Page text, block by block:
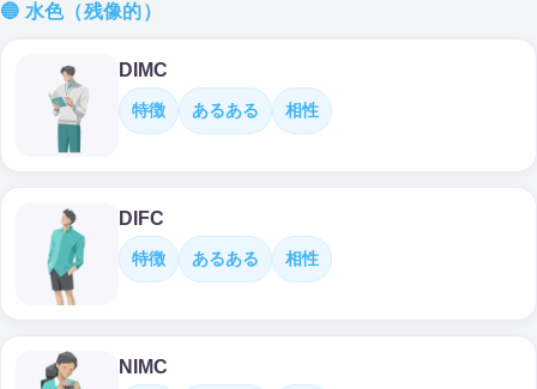
🔵 水色（残像的）
DIMC
特徴 あるある 相性
DIFC
特徴 あるある 相性
NIMC